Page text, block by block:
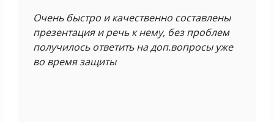
Очень быстро и качественно составлены
презентация и речь к нему, без проблем
получилось ответить на доп.вопросы уже
во время защиты